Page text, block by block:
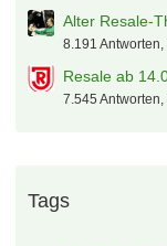
Alter Resale-
8.191
Resale ab
7.545
Tags